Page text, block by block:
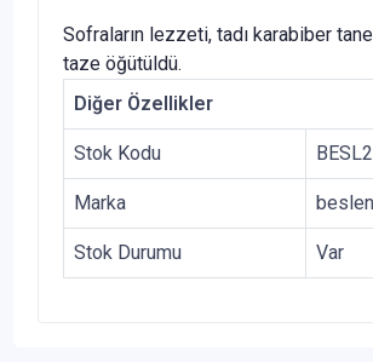
Sofraların lezzeti, tadı karabiber
taze öğütüldü.
Diğer Özellikler
Stok Kodu
Marka
Stok Durumu Var